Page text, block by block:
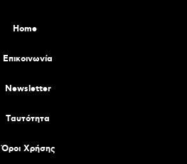
Home
Επικοινωνία
Newsletter
Tαυτότητα
Όροι Χρήσης